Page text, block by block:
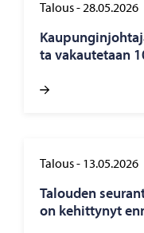
Talous- 28.05.2026
ta va­kau­te­taan
Talous- 13.05.2026
Ta­lou­den
on ke­hit­ty­nyt